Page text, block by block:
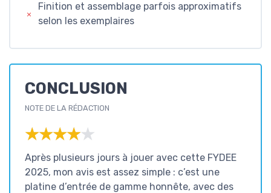
Finition et assemblage parfois approximatifs
selon les exemplaires
CONCLUSION
NOTE DE LA RÉDACTION
★★★★★
★★★★★
Après plusieurs jours à jouer avec cette FYDEE
2025, mon avis est assez simple : c’est une
platine d’entrée de gamme honnête, avec des